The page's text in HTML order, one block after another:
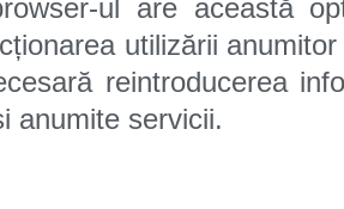
anumite servicii.